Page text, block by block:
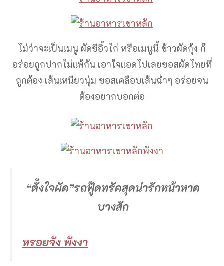
ไม่ว่าจะเป็นเมนู ผัดซีอิ้วไก่ หรือเมนูนี้ ข้าวผัดกุ้ง ก็
อร่อยถูกปากไม่แพ้กัน เอาใจแอดไปเลยซอสผัดไทยที่
ถูกต้อง เส้นเหนียวนุ่ม ซอสเคลือบเส้นฉ่ำๆ อร่อยจน
ต้องอยากบอกต่อ
“ตั้งใจผัด”รถฟู๊ดทรัคสุดน่ารักหน้าหาด
บางสัก
หรอยจัง พังงา